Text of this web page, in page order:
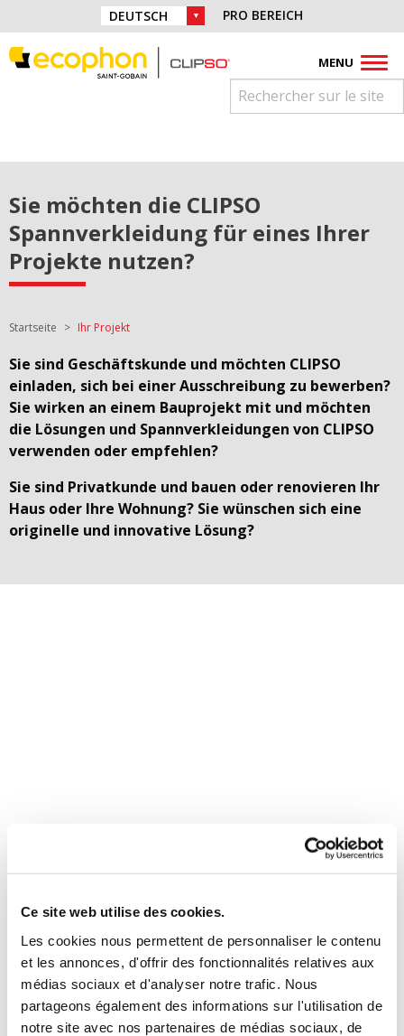
Ce site web utilise des cookies.
Les cookies nous permettent de personnaliser le contenu
et les annonces, d'offrir des fonctionnalités relatives aux
médias sociaux et d'analyser notre trafic. Nous
partageons également des informations sur l'utilisation de
notre site avec nos partenaires de médias sociaux, de
Direkt zur Navigation springen
Direkt zum Inhalt springen
Finden Sie uns auf:
FacebookInstagram
YoutubePinterestLinkedin
WAHL DER SPRACHE:PRO BEREICH
MENU
Sie möchten die CLIPSO
Spannverkleidung für eines Ihrer
Projekte nutzen?
Sie sind hier:
Startseite Ihr Projekt
Sie sind Geschäftskunde und möchten CLIPSO
einladen, sich bei einer Ausschreibung zu bewerben?
Sie wirken an einem Bauprojekt mit und möchten
die Lösungen und Spannverkleidungen von CLIPSO
verwenden oder empfehlen?
Sie sind Privatkunde und bauen oder renovieren Ihr
Haus oder Ihre Wohnung? Sie wünschen sich eine
originelle und innovative Lösung?